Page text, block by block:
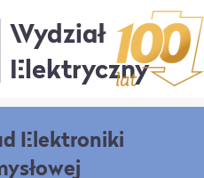
Wydział
Elektryczny
Elektroniki